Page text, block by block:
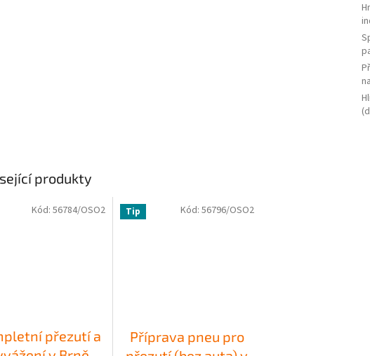
produkty
přezutí a
Kód: 56784/OSO2 Tip
Příprava pneu pro
Kód: 56796/OSO2